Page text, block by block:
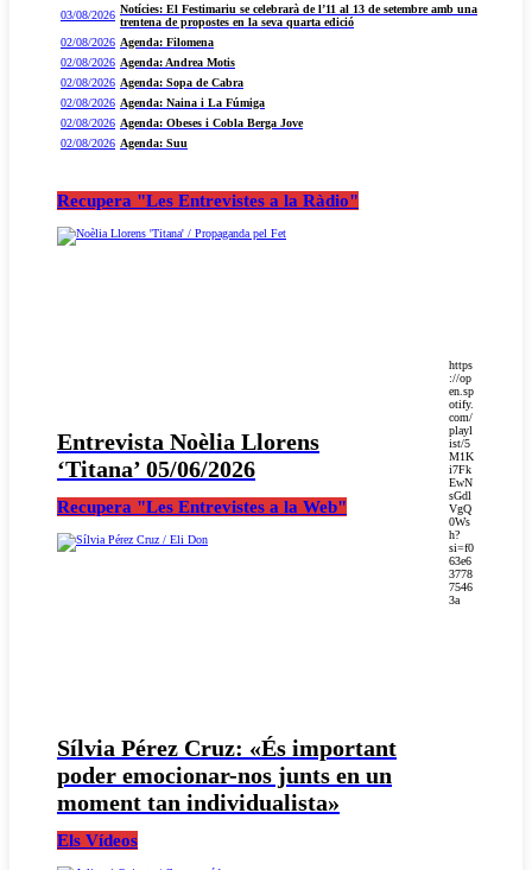
03/08/2026 Notícies: El Festimariu se celebrarà de l’11 al 13 de setembre amb una
trentena de propostes en la seva quarta edició
02/08/2026 Agenda: Filomena
02/08/2026 Agenda: Andrea Motis
02/08/2026 Agenda: Sopa de Cabra
02/08/2026 Agenda: Naina i La Fúmiga
02/08/2026 Agenda: Obeses i Cobla Berga Jove
02/08/2026 Agenda: Suu
Recupera "Les Entrevistes a la Ràdio"
Entrevista Noèlia Llorens
‘Titana’ 05/06/2026
Recupera "Les Entrevistes a la Web"
Sílvia Pérez Cruz: «És important
poder emocionar-nos junts en un
moment tan individualista»
Els Vídeos
https
://op
en.sp
otify.
com/
playl
ist/5
M1K
i7Fk
EwN
sGdl
VgQ
0Ws
h?
si=f0
63e6
3778
7546
3a